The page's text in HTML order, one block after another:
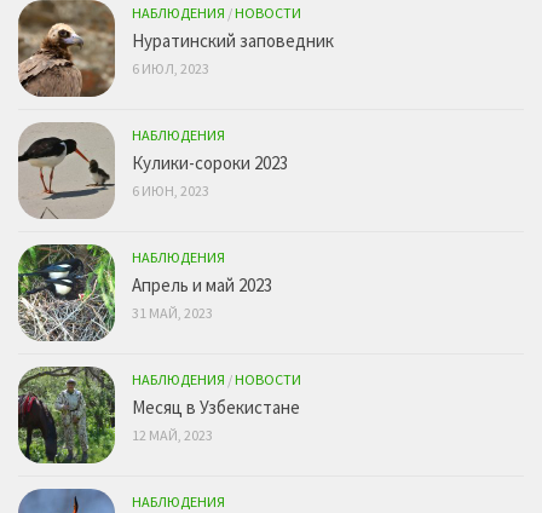
НАБЛЮДЕНИЯ /НОВОСТИ
Нуратинский заповедник
6 ИЮЛ, 2023
НАБЛЮДЕНИЯ
Кулики-сороки 2023
6 ИЮН, 2023
НАБЛЮДЕНИЯ
Апрель и май 2023
31 МАЙ, 2023
НАБЛЮДЕНИЯ /НОВОСТИ
Месяц в Узбекистане
12 МАЙ, 2023
НАБЛЮДЕНИЯ